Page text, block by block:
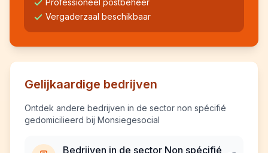
Professioneel postbeheer
Vergaderzaal beschikbaar
Gelijkaardige bedrijven
Ontdek andere bedrijven in de sector non spécifié
gedomicilieerd bij Monsiegesocial
Bedrijven in de sector Non spécifié